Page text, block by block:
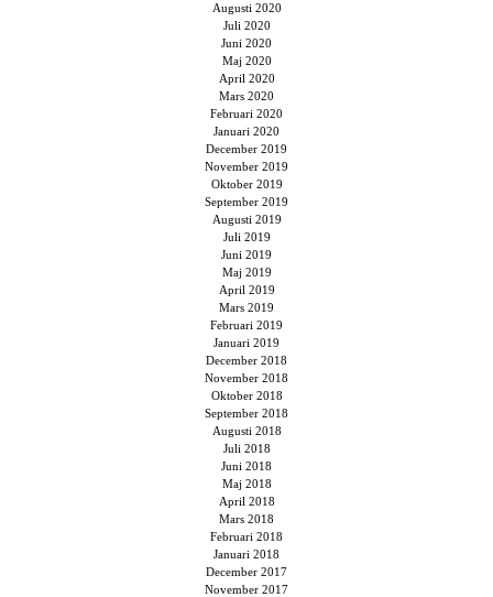
Augusti 2020
Juli 2020
Juni 2020
Maj 2020
April 2020
Mars 2020
Februari 2020
Januari 2020
December 2019
November 2019
Oktober 2019
September 2019
Augusti 2019
Juli 2019
Juni 2019
Maj 2019
April 2019
Mars 2019
Februari 2019
Januari 2019
December 2018
November 2018
Oktober 2018
September 2018
Augusti 2018
Juli 2018
Juni 2018
Maj 2018
April 2018
Mars 2018
Februari 2018
Januari 2018
December 2017
November 2017